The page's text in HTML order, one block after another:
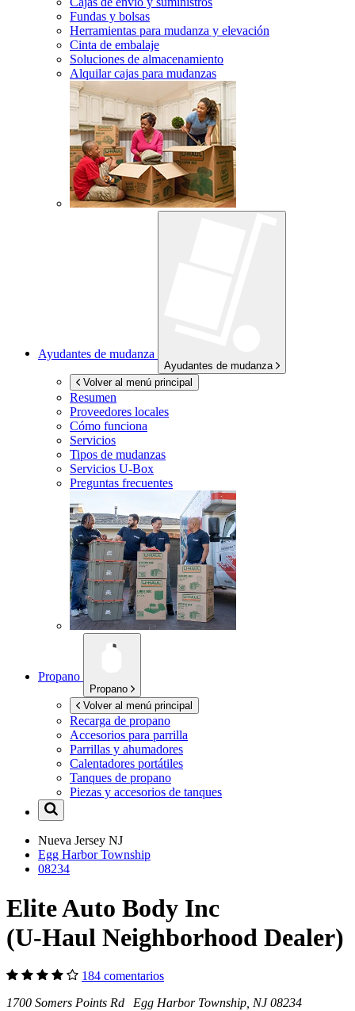
Fundas y bolsas
Herramientas para mudanza y elevación
Cinta de embalaje
Soluciones de almacenamiento
Alquilar cajas para mudanzas
Ayudantes de mudanza
Ayudantes de mudanza
Volver al menú principal
Resumen
Proveedores locales
Cómo funciona
Servicios
Tipos de mudanzas
Servicios U-Box
Preguntas frecuentes
Propano
Propano
Volver al menú principal
Recarga de propano
Accesorios para parrilla
Parrillas y ahumadores
Calentadores portátiles
Tanques de propano
Piezas y accesorios de tanques
Nueva Jersey NJ
Egg Harbor Township
08234
Elite Auto Body Inc
(U-Haul Neighborhood Dealer)
184 comentarios
1700 Somers Points Rd Egg Harbor Township, NJ 08234